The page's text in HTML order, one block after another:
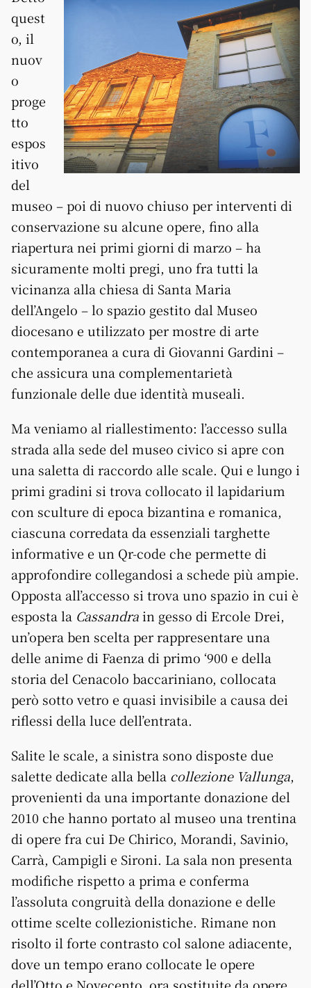
quest
o, il
nuov
o
proge
tto
espos
itivo
del
museo – poi di nuovo chiuso per interventi di
conservazione su alcune opere, fino alla
riapertura nei primi giorni di marzo – ha
sicuramente molti pregi, uno fra tutti la
vicinanza alla chiesa di Santa Maria
dell’Angelo – lo spazio gestito dal Museo
diocesano e utilizzato per mostre di arte
contemporanea a cura di Giovanni Gardini –
che assicura una complementarietà
funzionale delle due identità museali.
Ma veniamo al riallestimento: l’accesso sulla
strada alla sede del museo civico si apre con
una saletta di raccordo alle scale. Qui e lungo i
primi gradini si trova collocato il lapidarium
con sculture di epoca bizantina e romanica,
ciascuna corredata da essenziali targhette
informative e un Qr-code che permette di
approfondire collegandosi a schede più ampie.
Opposta all’accesso si trova uno spazio in cui è
esposta la Cassandrain gesso di Ercole Drei,
un’opera ben scelta per rappresentare una
delle anime di Faenza di primo ‘900 e della
storia del Cenacolo baccariniano, collocata
però sotto vetro e quasi invisibile a causa dei
riflessi della luce dell’entrata.
Salite le scale, a sinistra sono disposte due
salette dedicate alla bella collezione Vallunga,
provenienti da una importante donazione del
2010 che hanno portato al museo una trentina
di opere fra cui De Chirico, Morandi, Savinio,
Carrà, Campigli e Sironi. La sala non presenta
modifiche rispetto a prima e conferma
l’assoluta congruità della donazione e delle
ottime scelte collezionistiche. Rimane non
risolto il forte contrasto col salone adiacente,
dove un tempo erano collocate le opere
dell’Otto e Novecento, ora sostituite da opere